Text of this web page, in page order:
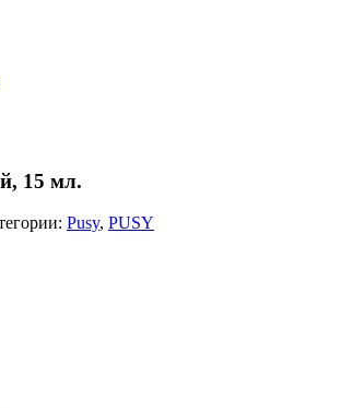
15 мл.
Pusy, PUSY